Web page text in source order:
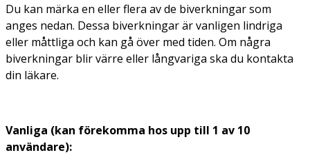
Du kan märka en eller flera av de biverkningar som
anges nedan. Dessa biverkningar är vanligen lindriga
eller måttliga och kan gå över med tiden. Om några
biverkningar blir värre eller långvariga ska du kontakta
din läkare.
Vanliga (kan förekomma hos upp till 1 av 10
användare):